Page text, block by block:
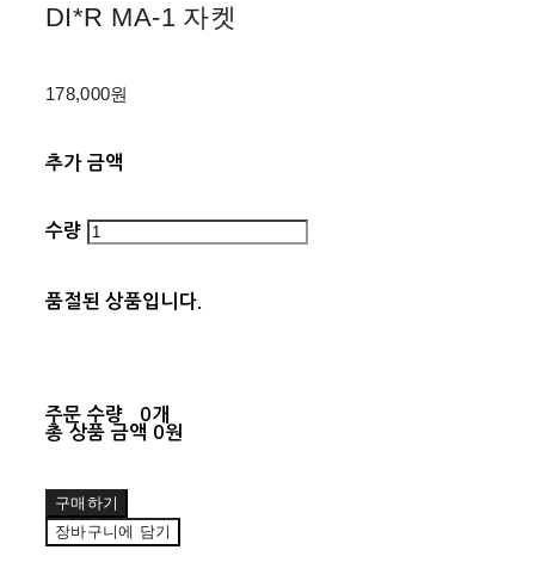
DI*R MA-1 자켓
178,000원
추가 금액
수량
품절된 상품입니다.
주문 수량
0개
총 상품 금액 0원
구매하기
장바구니에 담기